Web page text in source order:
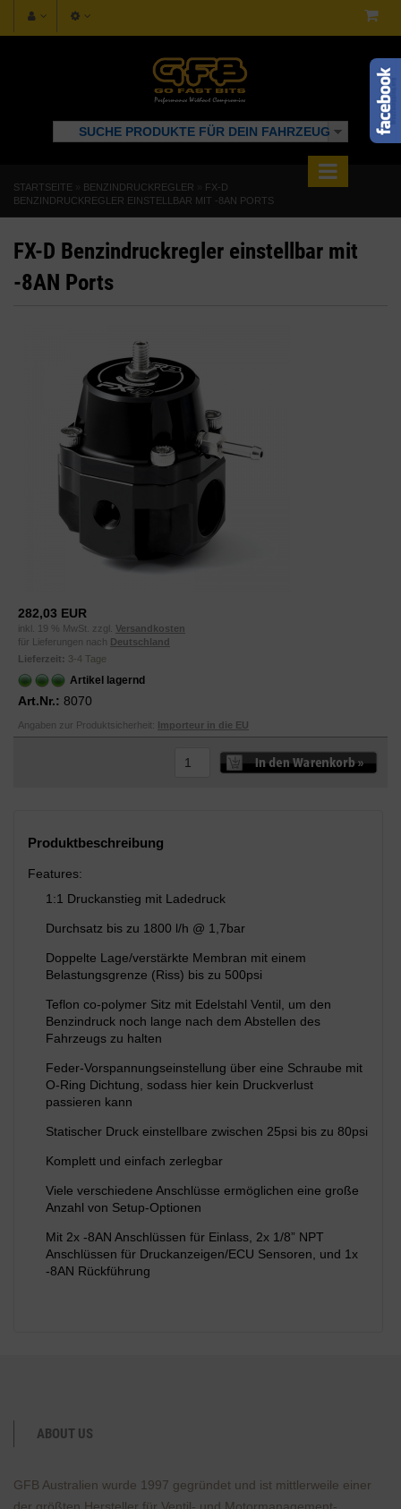
SUCHE PRODUKTE FÜR DEIN FAHRZEUG
STARTSEITE BENZINDRUCKREGLER
FX-D
BENZINDRUCKREGLER EINSTELLBAR MIT -8AN PORTS
FX-D Benzindruckregler einstellbar mit
-8AN Ports
282,03 EUR
inkl. 19 % MwSt. zzgl. Versandkosten
für Lieferungen nach Deutschland
Lieferzeit: 3-4 Tage
Artikel lagernd
Art.Nr.: 8070
Angaben zur Produktsicherheit: Importeur in die EU
Produktbeschreibung
Features:
1:1 Druckanstieg mit Ladedruck
Durchsatz bis zu 1800 l/h @ 1,7bar
Doppelte Lage/verstärkte Membran mit einem
Belastungsgrenze (Riss) bis zu 500psi
Teflon co-polymer Sitz mit Edelstahl Ventil, um den
Benzindruck noch lange nach dem Abstellen des
Fahrzeugs zu halten
Feder-Vorspannungseinstellung über eine Schraube mit
O-Ring Dichtung, sodass hier kein Druckverlust
passieren kann
Statischer Druck einstellbare zwischen 25psi bis zu 80psi
Komplett und einfach zerlegbar
Viele verschiedene Anschlüsse ermöglichen eine große
Anzahl von Setup-Optionen
Mit 2x -8AN Anschlüssen für Einlass, 2x 1/8” NPT
Anschlüssen für Druckanzeigen/ECU Sensoren, und 1x
-8AN Rückführung
ABOUT US
GFB Australien wurde 1997 gegründet und ist mittlerweile einer